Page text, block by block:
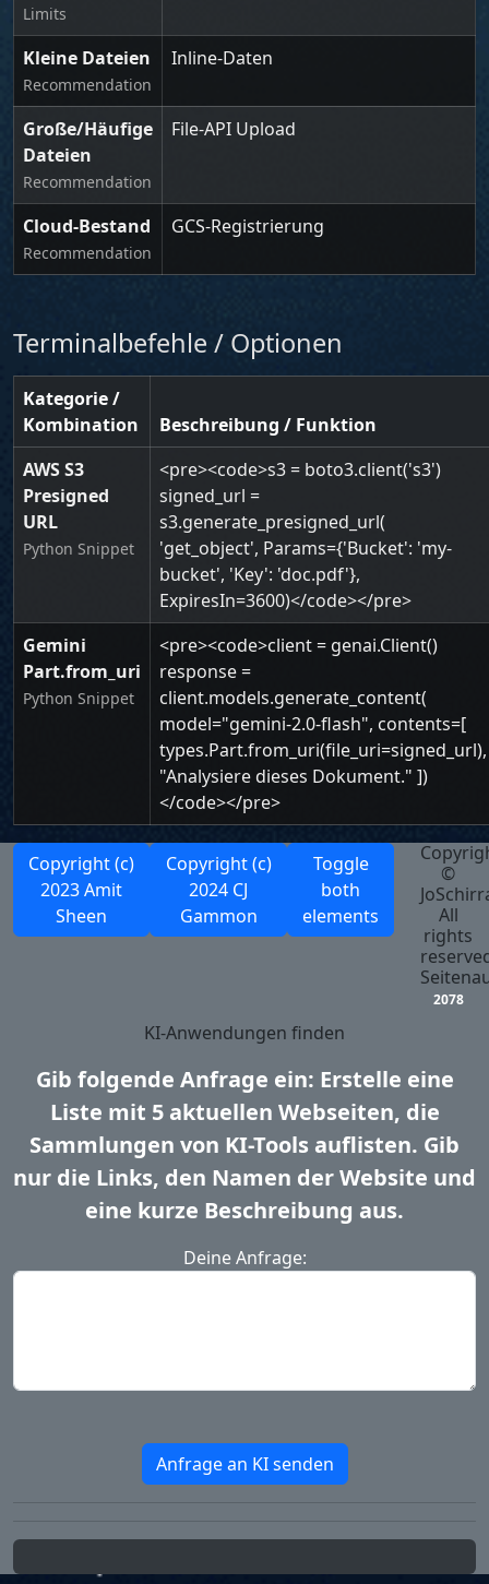
Limits
Kleine Dateien
Recommendation
Inline-Daten
Große/Häufige
Dateien
Recommendation
File-API Upload
Cloud-Bestand
Recommendation
GCS-Registrierung
Terminalbefehle / Optionen
Kategorie /
Kombination
Beschreibung / Funktion
AWS S3
Presigned
URL
Python Snippet
<pre><code>s3 = boto3.client('s3')
signed_url =
s3.generate_presigned_url(
'get_object', Params={'Bucket': 'my-
bucket', 'Key': 'doc.pdf'},
ExpiresIn=3600)</code></pre>
Gemini
Part.from_uri
Python Snippet
<pre><code>client = genai.Client()
response =
client.models.generate_content(
model="gemini-2.0-flash", contents=[
types.Part.from_uri(file_uri=signed_url),
"Analysiere dieses Dokument." ])
</code></pre>
Copyright (c)
2023 Amit
Sheen
Copyright (c)
2024 CJ
Gammon
Toggle
both
elements
©
All
rights
2078
KI-Anwendungen finden
Gib folgende Anfrage ein: Erstelle eine
Liste mit 5 aktuellen Webseiten, die
Sammlungen von KI-Tools auflisten. Gib
nur die Links, den Namen der Website und
eine kurze Beschreibung aus.
Deine Anfrage:
Anfrage an KI senden